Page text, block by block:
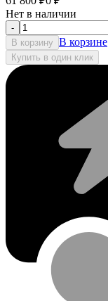
Нет в наличии
-
В корзину В корзине
Купить в один клик